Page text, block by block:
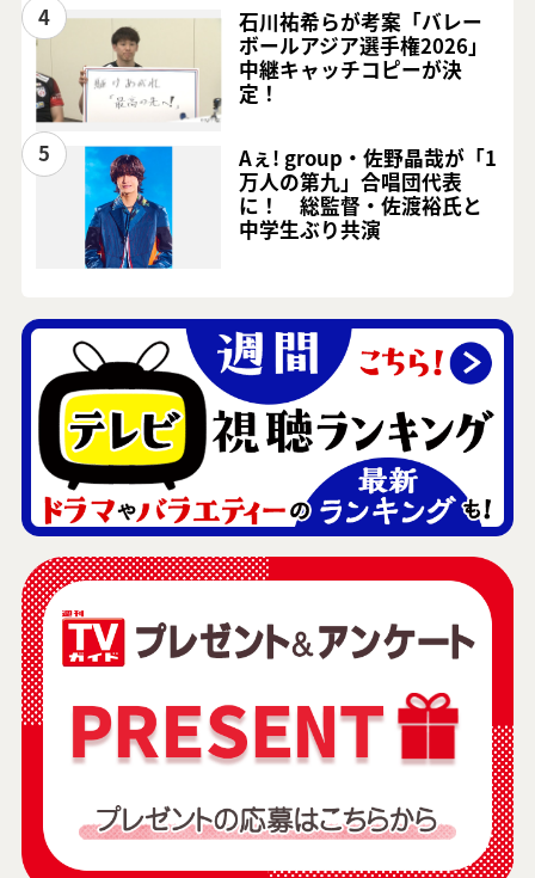
4
石川祐希らが考案「バレー
ボールアジア選手権2026」
中継キャッチコピーが決
定！
5
Aぇ! group・佐野晶哉が「1
万人の第九」合唱団代表
に！ 総監督・佐渡裕氏と
中学生ぶり共演